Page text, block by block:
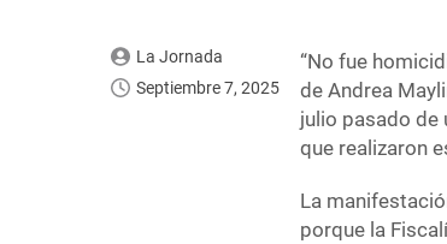
La Jornada
Septiembre 7, 2025
“No fue
de Andrea
julio pasado de
que realizaron
La
porque la